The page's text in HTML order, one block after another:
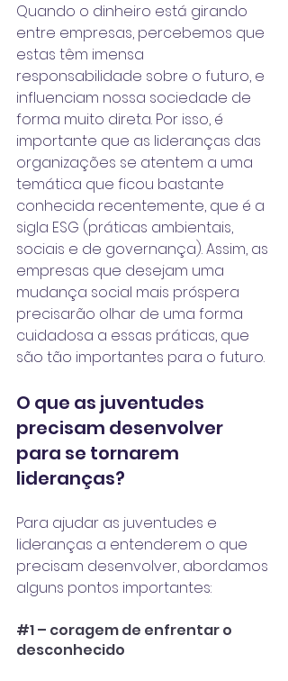
Quando o dinheiro está girando
entre empresas, percebemos que
estas têm imensa
responsabilidade sobre o futuro, e
influenciam nossa sociedade de
forma muito direta. Por isso, é
importante que as lideranças das
organizações se atentem a uma
temática que ficou bastante
conhecida recentemente, que é a
sigla ESG (práticas ambientais,
sociais e de governança). Assim, as
empresas que desejam uma
mudança social mais próspera
precisarão olhar de uma forma
cuidadosa a essas práticas, que
são tão importantes para o futuro.
O que as juventudes
precisam desenvolver
para se tornarem
lideranças?
Para ajudar as juventudes e
lideranças a entenderem o que
precisam desenvolver, abordamos
alguns pontos importantes:
#1 – coragem de enfrentar o
desconhecido